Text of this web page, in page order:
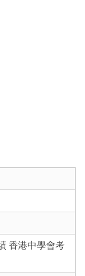
香港中學會考